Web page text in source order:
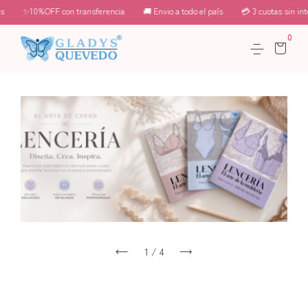
✨10%OFF con transferencia 🚚 Envio a todo el país 💳 3 cuotas sin interés
0
1 / 4